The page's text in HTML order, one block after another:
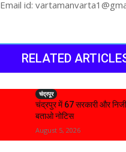
Email id:
RELATED
चंद्रपूर
चंद्रपुर में 67 सरकारी और निजी
बताओ नोटिस
August 5, 2026